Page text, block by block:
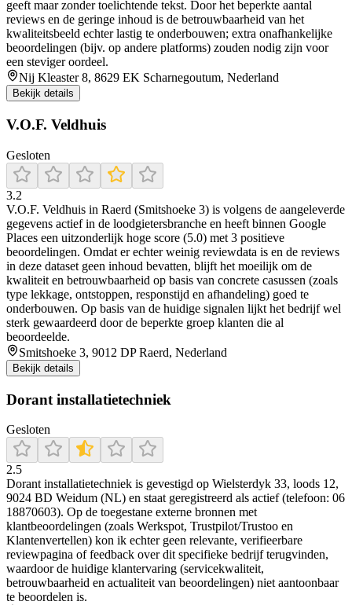
geeft maar zonder toelichtende tekst. Door het beperkte aantal
reviews en de geringe inhoud is de betrouwbaarheid van het
kwaliteitsbeeld echter lastig te onderbouwen; extra onafhankelijke
beoordelingen (bijv. op andere platforms) zouden nodig zijn voor
een steviger oordeel.
Nij Kleaster 8, 8629 EK Scharnegoutum, Nederland
Bekijk details
V.O.F. Veldhuis
Gesloten
3.2
V.O.F. Veldhuis in Raerd (Smitshoeke 3) is volgens de aangeleverde
gegevens actief in de loodgietersbranche en heeft binnen Google
Places een uitzonderlijk hoge score (5.0) met 3 positieve
beoordelingen. Omdat er echter weinig reviewdata is en de reviews
in deze dataset geen inhoud bevatten, blijft het moeilijk om de
kwaliteit en betrouwbaarheid op basis van concrete casussen (zoals
type lekkage, ontstoppen, responstijd en afhandeling) goed te
onderbouwen. Op basis van de huidige signalen lijkt het bedrijf wel
sterk gewaardeerd door de beperkte groep klanten die al
beoordeelde.
Smitshoeke 3, 9012 DP Raerd, Nederland
Bekijk details
Dorant installatietechniek
Gesloten
2.5
Dorant installatietechniek is gevestigd op Wielsterdyk 33, loods 12,
9024 BD Weidum (NL) en staat geregistreerd als actief (telefoon: 06
18870603). Op de toegestane externe bronnen met
klantbeoordelingen (zoals Werkspot, Trustpilot/Trustoo en
Klantenvertellen) kon ik echter geen relevante, verifieerbare
reviewpagina of feedback over dit specifieke bedrijf terugvinden,
waardoor de huidige klantervaring (servicekwaliteit,
betrouwbaarheid en actualiteit van beoordelingen) niet aantoonbaar
te beoordelen is.